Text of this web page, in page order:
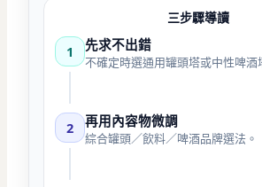
三步驟導讀
1 先求不出錯
不確定時選通用罐頭塔或中性啤酒
2 再用內容物微調
綜合罐頭／飲料／啤酒品牌選法。